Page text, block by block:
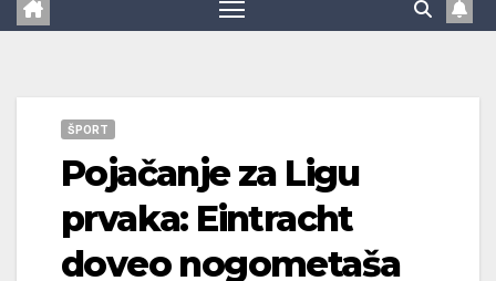
ŠPORT
Pojačanje za Ligu
prvaka: Eintracht
doveo nogometaša